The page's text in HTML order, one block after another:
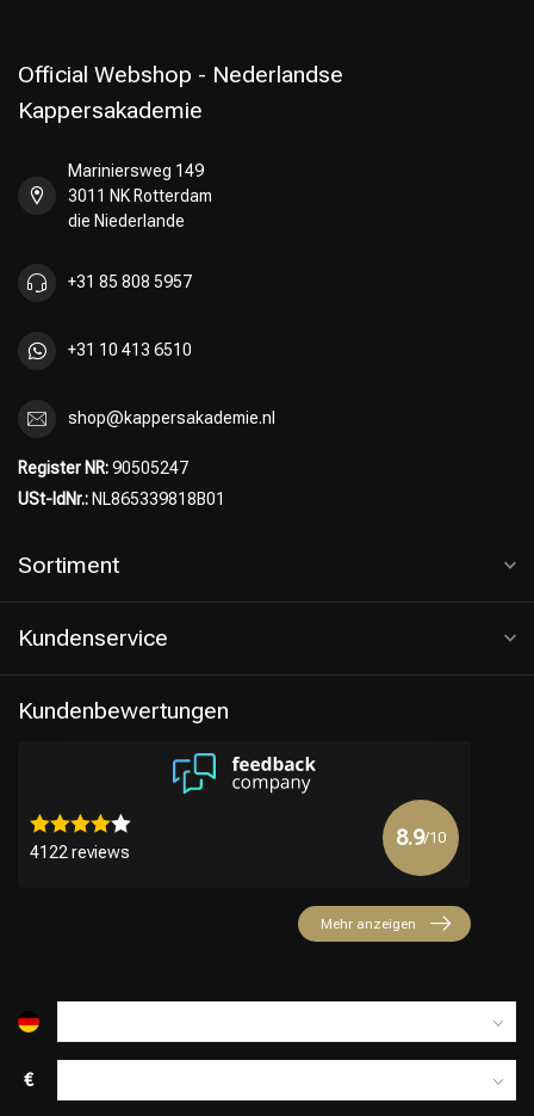
Umformung
Official Webshop - Nederlandse
Kappersakademie
Mariniersweg 149
3011 NK Rotterdam
die Niederlande
+31 85 808 5957
+31 10 413 6510
shop@kappersakademie.nl
Register NR:90505247
USt-IdNr.: NL865339818B01
Sortiment
Kundenservice
Kundenbewertungen
4122 reviews
8.9/10
Mehr anzeigen
€